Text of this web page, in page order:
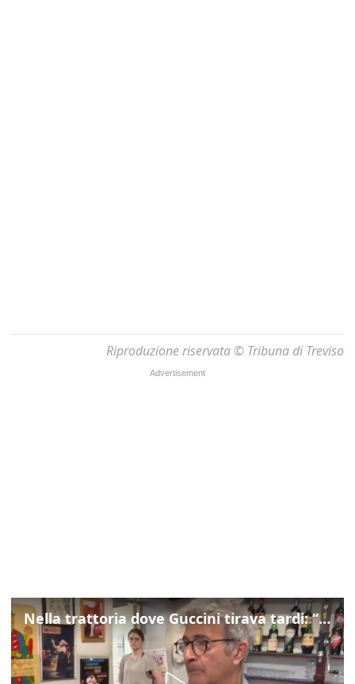
Riproduzione riservata © Tribuna di Treviso
Nella trattoria dove Guccini tirava tardi: “Qua viveva di notte”